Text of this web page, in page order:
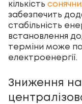
кількість
забезпечить
стабільність
встановлення
терміни може
електроенергії.
Зниження